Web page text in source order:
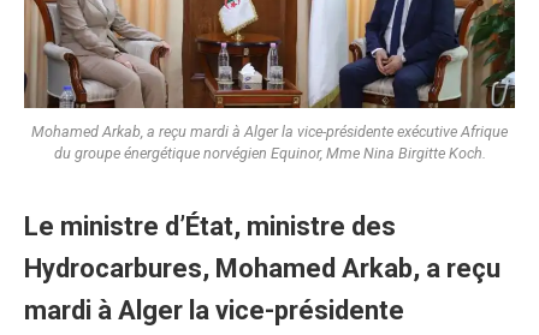
Mohamed Arkab, a reçu mardi à Alger la vice-présidente exécutive Afrique
du groupe énergétique norvégien Equinor, Mme Nina Birgitte Koch.
Le ministre d’État, ministre des
Hydrocarbures, Mohamed Arkab, a reçu
mardi à Alger la vice-présidente